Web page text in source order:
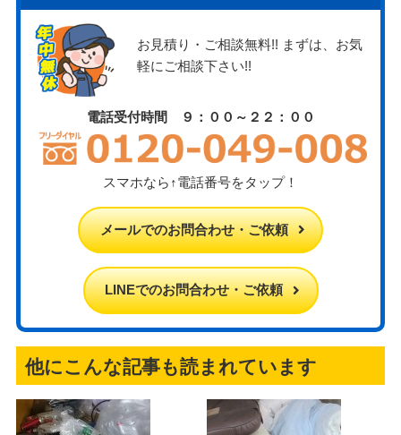
お見積り・ご相談無料!! まずは、お気
軽にご相談下さい!!
電話受付時間 ９：００～２２：００
スマホなら↑電話番号をタップ！
メールでのお問合わせ・ご依頼
LINEでのお問合わせ・ご依頼
他にこんな記事も読まれています